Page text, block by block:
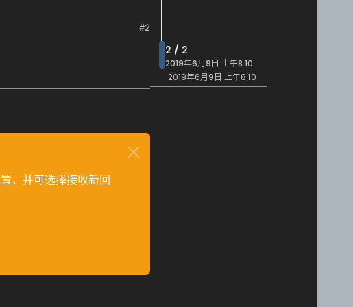
#2
，并可选择接收新回
2 / 2
2019年6月9日 上午8:10
2019年6月9日 上午8:10